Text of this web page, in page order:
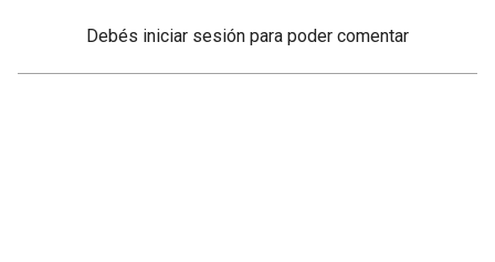
Debés iniciar sesión para poder comentar